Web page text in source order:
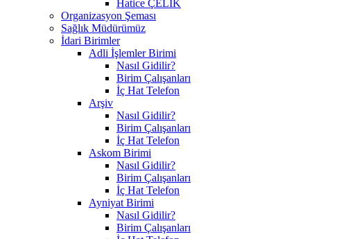
Hatice ÇELİK
Organizasyon Şeması
Sağlık Müdürümüz
İdari Birimler
Adli İşlemler Birimi
Nasıl Gidilir?
Birim Çalışanları
İç Hat Telefon
Arşiv
Nasıl Gidilir?
Birim Çalışanları
İç Hat Telefon
Askom Birimi
Nasıl Gidilir?
Birim Çalışanları
İç Hat Telefon
Ayniyat Birimi
Nasıl Gidilir?
Birim Çalışanları